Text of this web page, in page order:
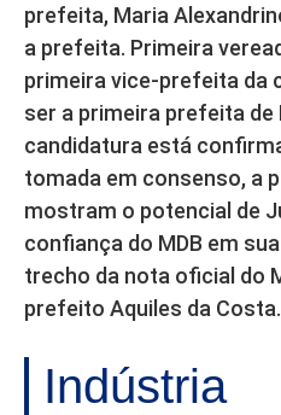
prefeita, Maria
a prefeita. Primeira
primeira vice-prefeita da
ser a primeira prefeita de
candidatura está
tomada em consenso, a
mostram o potencial de
confiança do MDB em
trecho da nota oficial do
prefeito Aquiles da Costa.
Indústria